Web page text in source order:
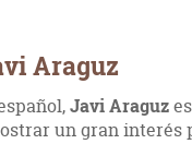
Araguz
Javi Araguz
un gran